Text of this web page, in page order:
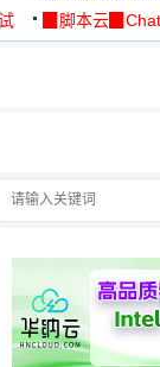
▉脚本云